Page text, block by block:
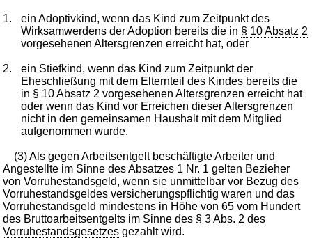
1.
ein Adoptivkind, wenn das Kind zum Zeitpunkt des
Wirksamwerdens der Adoption bereits die in § 10 Absatz 2
vorgesehenen Altersgrenzen erreicht hat, oder
2.
ein Stiefkind, wenn das Kind zum Zeitpunkt der
Eheschließung mit dem Elternteil des Kindes bereits die
in § 10 Absatz 2 vorgesehenen Altersgrenzen erreicht hat
oder wenn das Kind vor Erreichen dieser Altersgrenzen
nicht in den gemeinsamen Haushalt mit dem Mitglied
aufgenommen wurde.
(3) Als gegen Arbeitsentgelt beschäftigte Arbeiter und
Angestellte im Sinne des Absatzes 1 Nr. 1 gelten Bezieher
von Vorruhestandsgeld, wenn sie unmittelbar vor Bezug des
Vorruhestandsgeldes versicherungspflichtig waren und das
Vorruhestandsgeld mindestens in Höhe von 65 vom Hundert
des Bruttoarbeitsentgelts im Sinne des § 3 Abs. 2 des
Vorruhestandsgesetzes gezahlt wird.